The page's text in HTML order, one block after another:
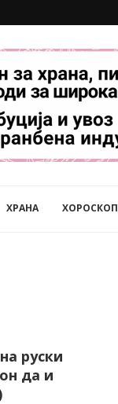
ХРАНА ХОРОСКОП
руски
да и